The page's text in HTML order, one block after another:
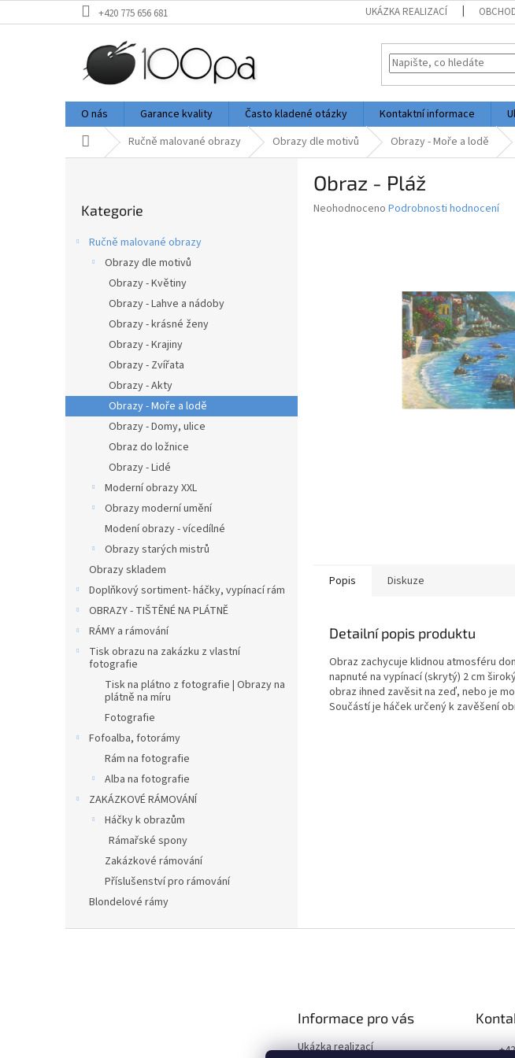
na
+420 775 656 681 UKÁZKA REALIZACÍ
O nás Garance kvality Často kladené otázky Kontaktní informace
Domů Ručně malované obrazy Obrazy dle motivů Obrazy - Moře a lodě
l
kategorie
Kategorie
Ručně malované obrazy
Obrazy dle motivů
Obrazy - Květiny
Obrazy - Lahve a nádoby
Obrazy - krásné ženy
Obrazy - Krajiny
Obrazy - Zvířata
Obrazy - Akty
Obrazy - Moře a lodě
Obrazy - Domy, ulice
Obraz do ložnice
Obrazy - Lidé
Moderní obrazy XXL
Obrazy moderní umění
Modení obrazy - vícedílné
Obrazy starých mistrů
Obrazy skladem
Doplňkový sortiment- háčky, vypínací rám
OBRAZY - TIŠTĚNÉ NA PLÁTNĚ
RÁMY a rámování
Tisk obrazu na zakázku z vlastní
fotografie
Tisk na plátno z fotografie | Obrazy na
plátně na míru
Fotografie
Fofoalba, fotorámy
Rám na fotografie
Alba na fotografie
ZAKÁZKOVÉ RÁMOVÁNÍ
Háčky k obrazům
Rámařské spony
Zakázkové rámování
Příslušenství pro rámování
Blondelové rámy
Obraz - Pláž
Průměrné
Neohodnoceno Podrobnosti hodnocení
Popis Diskuze
Detailní popis produktu
Obraz zachycuje klidnou atmosféru
napnuté na vypínací (skrytý) 2 cm
obraz ihned zavěsit na zeď, nebo je
Součástí je háček určený k zavěšení
Informace pro vás
Ukázka realizací